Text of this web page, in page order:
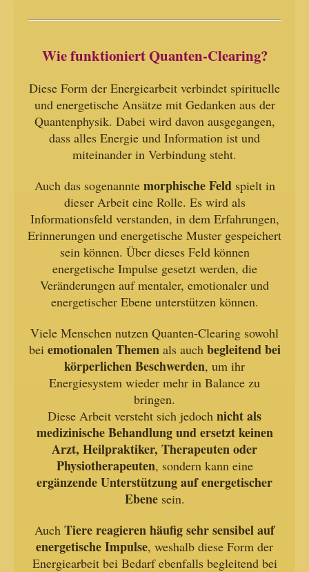
Wie funktioniert Quanten-Clearing?
Diese Form der Energiearbeit verbindet spirituelle
und energetische Ansätze mit Gedanken aus der
Quantenphysik. Dabei wird davon ausgegangen,
dass alles Energie und Information ist und
miteinander in Verbindung steht.
Auch das sogenannte morphische Feldspielt in
dieser Arbeit eine Rolle. Es wird als
Informationsfeld verstanden, in dem Erfahrungen,
Erinnerungen und energetische Muster gespeichert
sein können. Über dieses Feld können
energetische Impulse gesetzt werden, die
Veränderungen auf mentaler, emotionaler und
energetischer Ebene unterstützen können.
Viele Menschen nutzen Quanten-Clearing sowohl
bei emotionalen Themenals auch begleitend bei
körperlichen Beschwerden, um ihr
Energiesystem wieder mehr in Balance zu
bringen.
Diese Arbeit versteht sich jedoch nicht als
medizinische Behandlung und ersetzt keinen
Arzt, Heilpraktiker, Therapeuten oder
Physiotherapeuten, sondern kann eine
ergänzende Unterstützung auf energetischer
Ebenesein.
Auch Tiere reagieren häufig sehr sensibel auf
energetische Impulse, weshalb diese Form der
Energiearbeit bei Bedarf ebenfalls begleitend bei